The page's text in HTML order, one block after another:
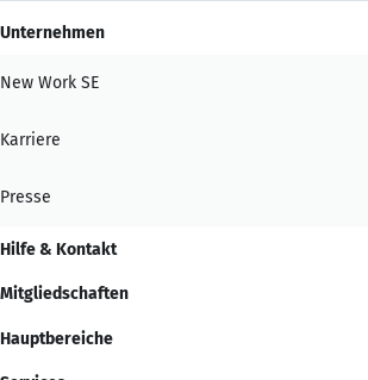
Unternehmen
New Work SE
Karriere
Presse
Hilfe & Kontakt
Mitgliedschaften
Hauptbereiche